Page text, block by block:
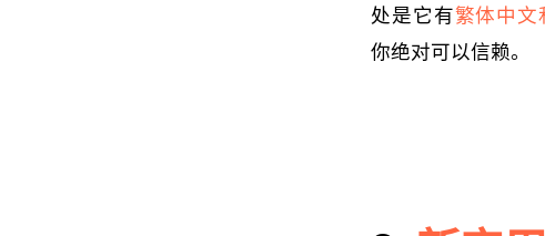
处是它有繁体中文
你绝对可以信赖。